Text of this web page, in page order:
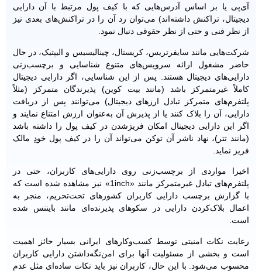
آی‌پی یا بر اساس آدرس‌هایی که با کیف پول مرتبط با آن دارایی
دیجیتال، تراکنش داشته‌اند) می‌توان رد آن را در تراکنش‌های بعدی نیز
از نظر فنی و حتی از نظر حقوقی دنبال نمود.
شرکت‌ها‌یی مانند سایفرتریس، کریستال، چینالیسیس و الیپتیک، در حال
حاضر مشغول ارائه سرویس‌های متنوع شناسایی و برچسب‌زنی
دارایی‌های دیجیتال هستند. پس از این شناسایی، اگر دارایی دیجیتال
کاملاً غیرمتمرکز باشد (مانند بیت کوین) پذیرندگان متمرکز (مثلاً
پلتفرم‌های متمرکز تبادل ارزهای دیجیتال) می‌توانند پس از دریافت
دارایی، آن را بلاک کنند یا از پذیرش آن به‌عنوان ارزش امتناع نمایند و
اگر این دارایی دیجیتال امکان فریزشدن در کیف پول را داشته باشد
(مانند تتر)، نهاد ناشر آن توکن می‌تواند آن را در کیف پول خودِ مالک
فریز نماید.
اخیرا مواردی از برچسب‌زنی روی دارایی‌های کاربران، حتی در
پلتفرم‌های تبادل غیرمتمرکز مانند «1inch» نیز مشاهده شده است که
با گزارش برچسب دارایی کاربران کشورهای تحت‌تحریم، منجر به
اعمال بلاک‌کردن دارایی در سکوهای پذیرنده‌ای مانند بایننس شده
است.
رعایت نکات امنیتی توسط کسب‌وکارهای ایرانی بسیار حائز اهمیت
است و بخشی از مسئولیت آنها برای امن‌نگه‌داشتن دارایی کاربران
محسوب می‌شود. با این حال، کاربران نیز باید نکات ساده‌ای مثل عدم